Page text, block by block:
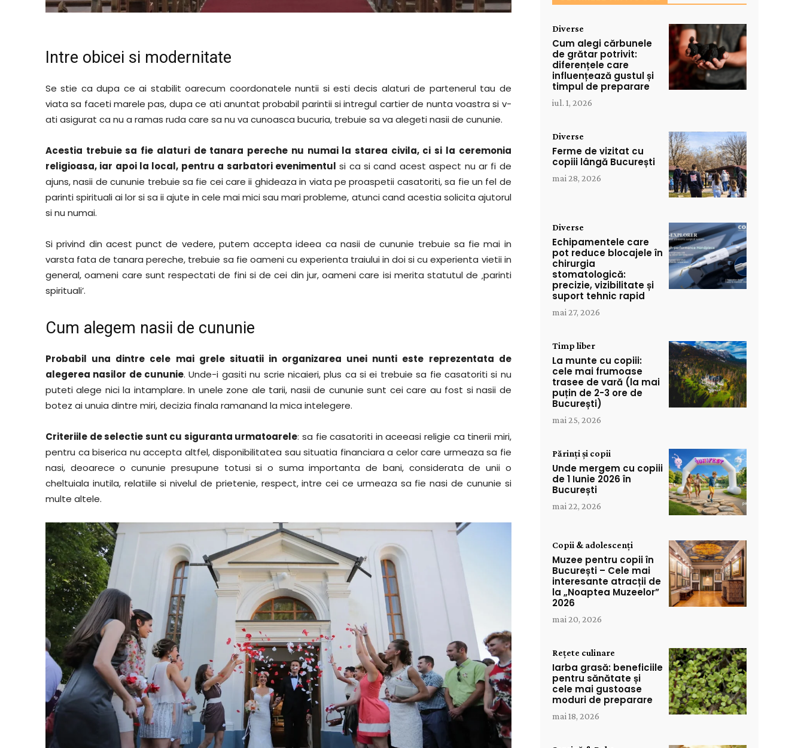
Intre obicei si modernitate
Se stie ca dupa ce ai stabilit oarecum coordonatele nuntii si esti decis alaturi de partenerul tau de
viata sa faceti marele pas, dupa ce ati anuntat probabil parintii si intregul cartier de nunta voastra si v-
ati asigurat ca nu a ramas ruda care sa nu va cunoasca bucuria, trebuie sa va alegeti nasii de cununie.
Acestia trebuie sa fie alaturi de tanara pereche nu numai la starea civila, ci si la ceremonia
religioasa, iar apoi la local, pentru a sarbatori evenimentul si ca si cand acest aspect nu ar fi de
ajuns, nasii de cununie trebuie sa fie cei care ii ghideaza in viata pe proaspetii casatoriti, sa fie un fel de
parinti spirituali ai lor si sa ii ajute in cele mai mici sau mari probleme, atunci cand acestia solicita ajutorul
si nu numai.
Si privind din acest punct de vedere, putem accepta ideea ca nasii de cununie trebuie sa fie mai in
varsta fata de tanara pereche, trebuie sa fie oameni cu experienta traiului in doi si cu experienta vietii in
general, oameni care sunt respectati de fini si de cei din jur, oameni care isi merita statutul de ‚parinti
spirituali’.
Cum alegem nasii de cununie
Probabil una dintre cele mai grele situatii in organizarea unei nunti este reprezentata de
alegerea nasilor de cununie. Unde-i gasiti nu scrie nicaieri, plus ca si ei trebuie sa fie casatoriti si nu
puteti alege nici la intamplare. In unele zone ale tarii, nasii de cununie sunt cei care au fost si nasii de
botez ai unuia dintre miri, decizia finala ramanand la mica intelegere.
Criteriile de selectie sunt cu siguranta urmatoarele: sa fie casatoriti in aceeasi religie ca tinerii miri,
pentru ca biserica nu accepta altfel, disponibilitatea sau situatia financiara a celor care urmeaza sa fie
nasi, deoarece o cununie presupune totusi si o suma importanta de bani, considerata de unii o
cheltuiala inutila, relatiile si nivelul de prietenie, respect, intre cei ce urmeaza sa fie nasi de cununie si
multe altele.
Diverse
Cum alegi cărbunele
de grătar potrivit:
diferențele care
influențează gustul și
timpul de preparare
iul. 1, 2026
Diverse
Ferme de vizitat cu
copiii lângă București
mai 28, 2026
Diverse
Echipamentele care
pot reduce blocajele în
chirurgia
stomatologică:
precizie, vizibilitate și
suport tehnic rapid
mai 27, 2026
Timp liber
La munte cu copiii:
cele mai frumoase
trasee de vară (la mai
puțin de 2-3 ore de
București)
mai 25, 2026
Părinți și copii
Unde mergem cu copiii
de 1 Iunie 2026 în
București
mai 22, 2026
Copii & adolescenți
Muzee pentru copii în
București – Cele mai
interesante atracții de
la „Noaptea Muzeelor”
2026
mai 20, 2026
Rețete culinare
Iarba grasă: beneficiile
pentru sănătate și
cele mai gustoase
moduri de preparare
mai 18, 2026